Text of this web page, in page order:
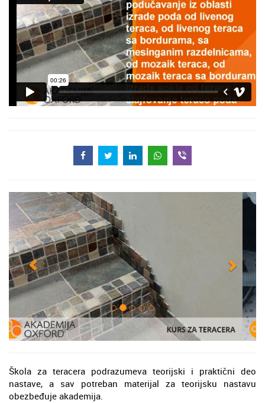
Škola za teracera podrazumeva teorijski i praktični deo
nastave, a sav potreban materijal za teorijsku nastavu
obezbeđuje akademija.